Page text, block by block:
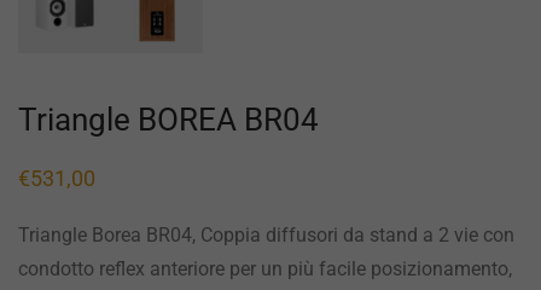
Triangle BOREA BR04
€531,00
Triangle Borea BR04, Coppia diffusori da stand a 2 vie con
condotto reflex anteriore per un più facile posizionamento,